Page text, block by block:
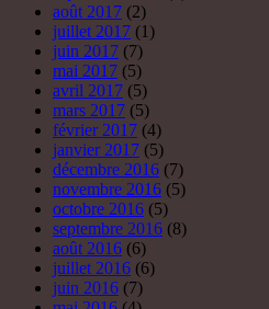
juillet 2016(6)
juin 2016(7)
mai 2016(4)
avril 2016 (1)
mars 2016(5)
février 2016(5)
décembre 2015(7)
novembre 2015(4)
octobre 2015(14)
septembre 2015 (15)
août 2015(14)
juillet 2015(12)
juin 2015(9)
mai 2015(10)
avril 2015(6)
mars 2015(3)